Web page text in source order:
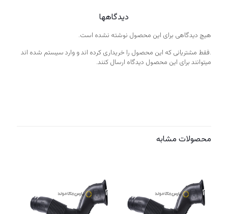
دیدگاهها
هیچ دیدگاهی برای این محصول نوشته نشده است.
.فقط مشتریانی که این محصول را خریداری کرده اند و وارد سیستم شده اند
میتوانند برای این محصول دیدگاه ارسال کنند.
محصولات مشابه